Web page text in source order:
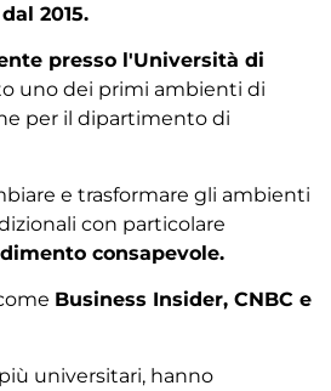
2015.
presso l'Università di
uno dei primi ambienti di
per il dipartimento di
e trasformare gli ambienti
con particolare
consapevole.
Business Insider, CNBC e
universitari, hanno